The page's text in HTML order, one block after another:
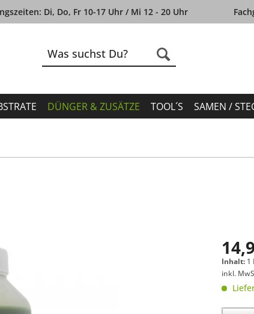
Di, Do, Fr 10-17 Uhr / Mi 12 - 20 Uhr
DÜNGER & ZUSÄTZE TOOL´S SAMEN /
Inhalt: 1
inkl.